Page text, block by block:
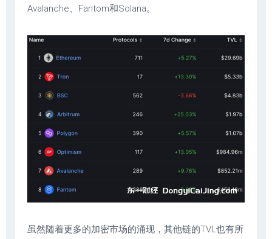
Avalanche、Fantom和Solana。
虽然随着更多的加密市场的涌现，其他链的TVL也有所